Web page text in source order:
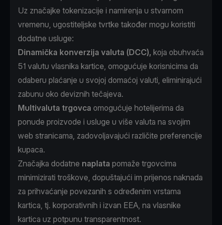
Uz značajke tokenizacije i namirenja u stvarnom
vremenu, ugostiteljske tvrtke također mogu koristiti
dodatne usluge:
Dinamička konverzija valuta (DCC), koja obuhvaća
51 valutu vlasnika kartice, omogućuje korisnicima da
odaberu plaćanje u svojoj domaćoj valuti, eliminirajući
zabunu oko deviznih tečajeva.
Multivaluta trgovca omogućuje hotelijerima da
ponude proizvode i usluge u više valuta na svojim
web stranicama, zadovoljavajući različite preferencije
kupaca.
Značajka dodatne naplata pomaže trgovcima
minimizirati troškove, dopuštajući im prijenos naknada
za prihvaćanje povezanih s određenim vrstama
kartica, tj. korporativnih i izvan EEA, na vlasnike
kartica uz potpunu transparentnost.